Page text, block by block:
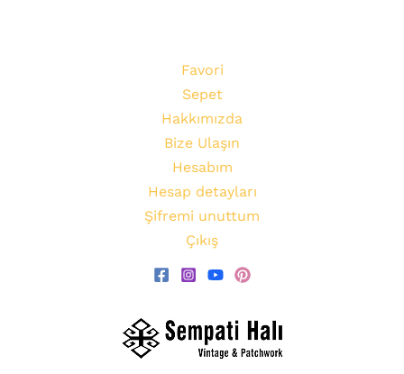
Favori
Sepet
Hakkımızda
Bize Ulaşın
Hesabım
Hesap detayları
Şifremi unuttum
Çıkış